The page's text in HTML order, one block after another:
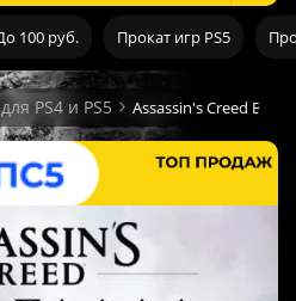
100 руб. Прокат игр PS5
PS4 и PS5 Assassin's Creed